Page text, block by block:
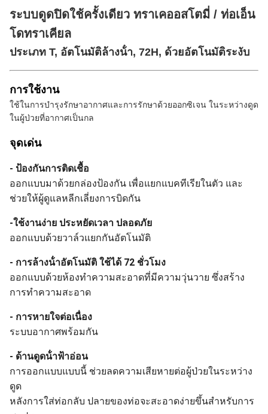
ระบบดูดปิดใช้ครั้งเดียว ทราเคออสโตมี่ / ท่อเอ็น
โดทราเคียล
ประเภท T, อัตโนมัติล้างน้ํา, 72H, ด้วยอัตโนมัติระงับ
การใช้งาน
ใช้ในการบํารุงรักษาอากาศและการรักษาด้วยออกซิเจน ในระหว่างดูด
ในผู้ป่วยที่อากาศเป็นกล
จุดเด่น
- ป้องกันการติดเชื้อ
ออกแบบมาด้วยกล่องป้องกัน เพื่อแยกแบคทีเรียในตัว และ
ช่วยให้ผู้ดูแลหลีกเลี่ยงการบิดกัน
-ใช้งานง่าย ประหยัดเวลา ปลอดภัย
ออกแบบด้วยวาล์วแยกกันอัตโนมัติ
- การล้างน้ําอัตโนมัติ ใช้ได้ 72 ชั่วโมง
ออกแบบด้วยห้องทําความสะอาดที่มีความวุ่นวาย ซึ่งสร้าง
การทําความสะอาด
- การหายใจต่อเนื่อง
ระบบอากาศพร้อมกัน
- ด้านดูดน้ําฟ้าอ่อน
การออกแบบแบบนี้ ช่วยลดความเสียหายต่อผู้ป่วยในระหว่าง
ดูด
หลังการใส่ท่อกลับ ปลายของท่อจะสะอาดง่ายขึ้นสําหรับการ